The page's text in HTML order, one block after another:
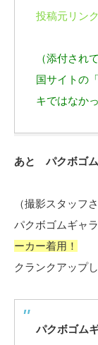
投稿元リン
（添付さ
国サイトの
キではなか
あと パクボゴ
（撮影スタッフ
パクボゴムギャ
ーカー着用！
クランクアップ
パクボゴム